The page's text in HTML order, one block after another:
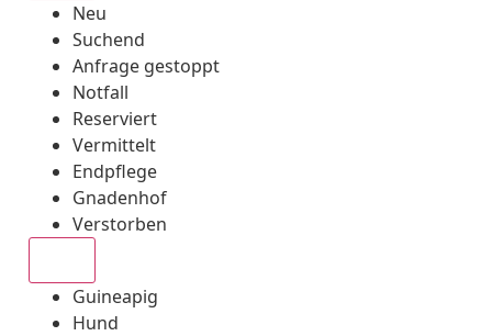
Neu
Suchend
Anfrage gestoppt
Notfall
Reserviert
Vermittelt
Endpflege
Gnadenhof
Verstorben
Guineapig
Hund